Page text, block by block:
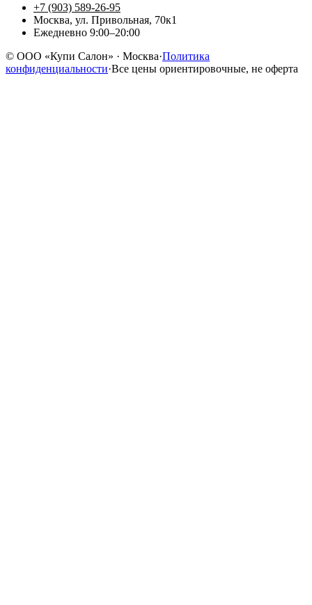
+7 (903) 589-26-95
Москва, ул. Привольная, 70к1
Ежедневно 9:00–20:00
© ООО «Купи Салон» · Москва·Политика
конфиденциальности·Все цены ориентировочные, не оферта